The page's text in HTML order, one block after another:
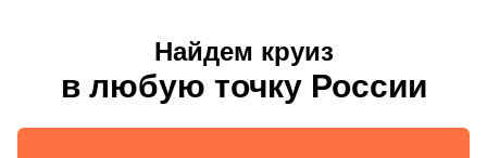
Найдем круиз
в любую точку России